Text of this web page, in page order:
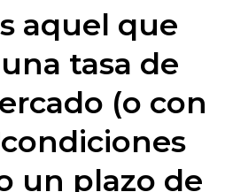
aquel que
tasa de
(o con
un plazo de